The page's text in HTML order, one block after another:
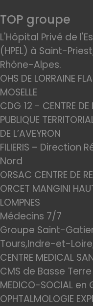
TOP groupe
L'Hôpital Privé de
(HPEL) à Saint-
Rhône-Alpes.
OHS DE LORRAINE
MOSELLE
CDG 12 - CENTRE
PUBLIQUE
DE L’AVEYRON
FILIERIS – Direction
Nord
ORSAC CENTRE DE
ORCET MANGINI
LOMPNES
Médecins 7/7
Groupe Saint-
Tours,Indre-et-
CENTRE MEDICAL
CMS de Basse Terre
MEDICO-SOCIAL
OPHTALMOLOGIE